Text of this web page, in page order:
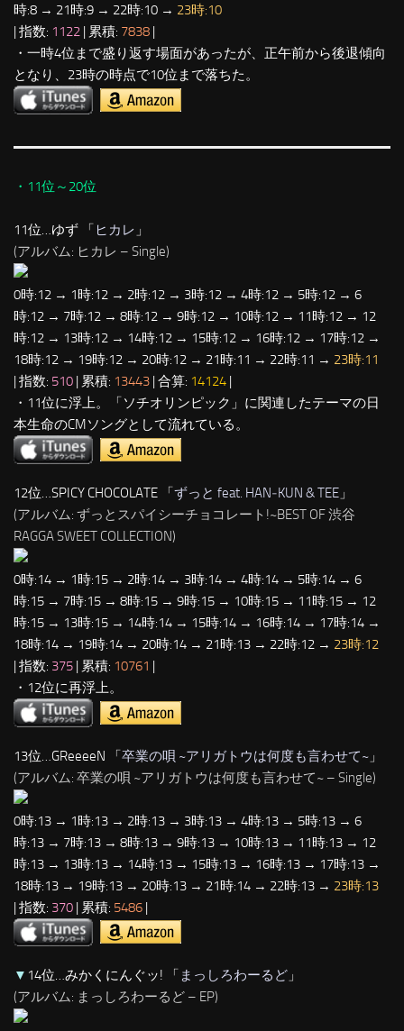
時:8 → 21時:9 → 22時:10 → 23時:10
| 指数: 1122 | 累積: 7838 |
・一時4位まで盛り返す場面があったが、正午前から後退傾向
となり、23時の時点で10位まで落ちた。
・11位～20位
11位…ゆず 「 ヒカレ 」
(アルバム: ヒカレ – Single)
0時:12 → 1時:12 → 2時:12 → 3時:12 → 4時:12 → 5時:12 → 6
時:12 → 7時:12 → 8時:12 → 9時:12 → 10時:12 → 11時:12 → 12
時:12 → 13時:12 → 14時:12 → 15時:12 → 16時:12 → 17時:12 →
18時:12 → 19時:12 → 20時:12 → 21時:11 → 22時:11 → 23時:11
| 指数: 510 | 累積: 13443 | 合算: 14124 |
・11位に浮上。「ソチオリンピック」に関連したテーマの日
本生命のCMソングとして流れている。
12位…SPICY CHOCOLATE 「ずっと feat. HAN‐KUN & TEE 」
(アルバム: ずっとスパイシーチョコレート!~BEST OF 渋谷
RAGGA SWEET COLLECTION)
0時:14 → 1時:15 → 2時:14 → 3時:14 → 4時:14 → 5時:14 → 6
時:15 → 7時:15 → 8時:15 → 9時:15 → 10時:15 → 11時:15 → 12
時:15 → 13時:15 → 14時:14 → 15時:14 → 16時:14 → 17時:14 →
18時:14 → 19時:14 → 20時:14 → 21時:13 → 22時:12 → 23時:12
| 指数: 375 | 累積: 10761 |
・12位に再浮上。
13位…GReeeeN 「卒業の唄 ~アリガトウは何度も言わせて~ 」
(アルバム: 卒業の唄 ~アリガトウは何度も言わせて~ – Single)
0時:13 → 1時:13 → 2時:13 → 3時:13 → 4時:13 → 5時:13 → 6
時:13 → 7時:13 → 8時:13 → 9時:13 → 10時:13 → 11時:13 → 12
時:13 → 13時:13 → 14時:13 → 15時:13 → 16時:13 → 17時:13 →
18時:13 → 19時:13 → 20時:13 → 21時:14 → 22時:13 → 23時:13
| 指数: 370 | 累積: 5486 |
▼ 14位…みかくにんぐッ! 「 まっしろわーるど 」
(アルバム: まっしろわーるど – EP)